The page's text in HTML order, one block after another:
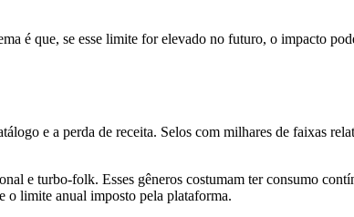
é que, se esse limite for elevado no futuro, o impacto
e a perda de receita. Selos com milhares de faixas
e turbo-folk. Esses gêneros costumam ter consumo
o limite anual imposto pela plataforma.